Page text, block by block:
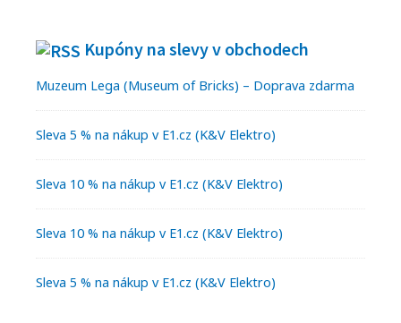
Kupóny na slevy v obchodech
Muzeum Lega (Museum of Bricks) – Doprava zdarma
Sleva 5 % na nákup v E1.cz (K&V Elektro)
Sleva 10 % na nákup v E1.cz (K&V Elektro)
Sleva 10 % na nákup v E1.cz (K&V Elektro)
Sleva 5 % na nákup v E1.cz (K&V Elektro)